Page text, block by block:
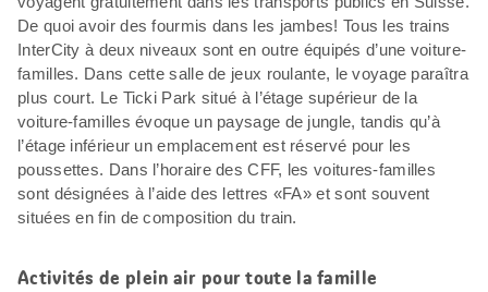
De quoi avoir des fourmis dans les jambes! Tous les trains
InterCity à deux niveaux sont en outre équipés d’une voiture-
familles. Dans cette salle de jeux roulante, le voyage paraîtra
plus court. Le Ticki Park situé à l’étage supérieur de la
voiture-familles évoque un paysage de jungle, tandis qu’à
l’étage inférieur un emplacement est réservé pour les
poussettes. Dans l’horaire des CFF, les voitures-familles
sont désignées à l’aide des lettres «FA» et sont souvent
situées en fin de composition du train.
Activités de plein air pour toute la famille